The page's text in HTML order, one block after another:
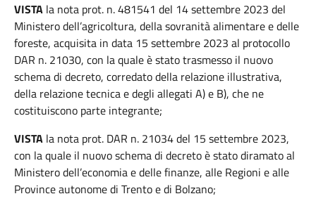
VISTA la nota prot. n. 481541 del 14 settembre 2023 del
Ministero dell’agricoltura, della sovranità alimentare e delle
foreste, acquisita in data 15 settembre 2023 al protocollo
DAR n. 21030, con la quale è stato trasmesso il nuovo
schema di decreto, corredato della relazione illustrativa,
della relazione tecnica e degli allegati A) e B), che ne
costituiscono parte integrante;
VISTA la nota prot. DAR n. 21034 del 15 settembre 2023,
con la quale il nuovo schema di decreto è stato diramato al
Ministero dell’economia e delle finanze, alle Regioni e alle
Province autonome di Trento e di Bolzano;